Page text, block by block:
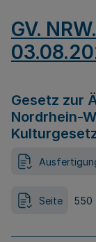
GV.
Gesetz zur
Nordrhein-
Seite 550